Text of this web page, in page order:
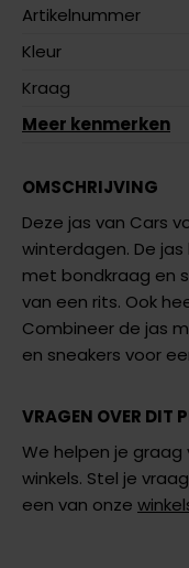
Artikelnummer
Kleur
Kraag
Meer kenmerken
OMSCHRIJVING
Deze jas van Cars
winterdagen. De
met bondkraag en
van een rits. Ook
Combineer de jas
en sneakers voor
VRAGEN OVER DIT
We helpen je graag
winkels. Stel je
een van onze